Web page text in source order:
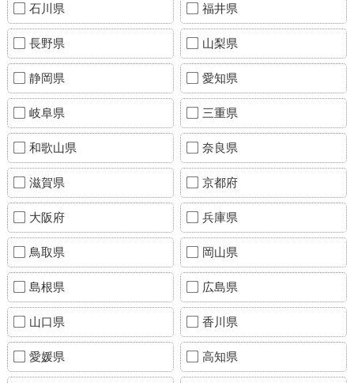
石川県 福井県
長野県 山梨県
静岡県 愛知県
岐阜県 三重県
和歌山県 奈良県
滋賀県 京都府
大阪府 兵庫県
鳥取県 岡山県
島根県 広島県
山口県 香川県
愛媛県 高知県